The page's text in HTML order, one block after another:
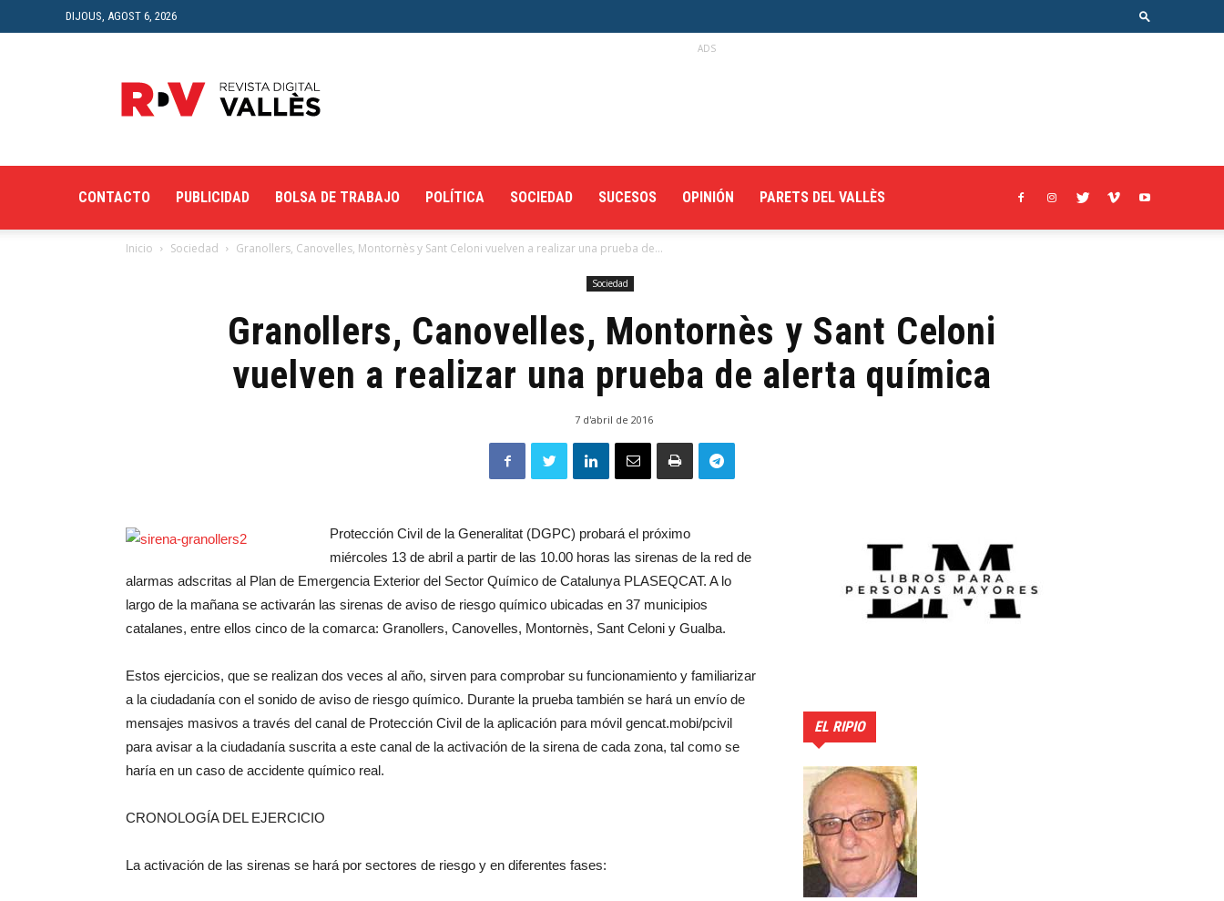
DIJOUS, AGOST 6, 2026
Digital
del
ADS
CONTACTO PUBLICIDAD BOLSA DE TRABAJO POLÍTICA SOCIEDAD SUCESOS OPINIÓN PARETS DEL VALLÈS
Inicio Sociedad Granollers, Canovelles, Montornès y Sant Celoni vuelven a realizar una prueba de...
Sociedad
Granollers, Canovelles, Montornès y Sant Celoni
vuelven a realizar una prueba de alerta química
7 d'abril de 2016
Protección Civil de la Generalitat (DGPC) probará el próximo
miércoles 13 de abril a partir de las 10.00 horas las sirenas de la red de
alarmas adscritas al Plan de Emergencia Exterior del Sector Químico de Catalunya PLASEQCAT. A lo
largo de la mañana se activarán las sirenas de aviso de riesgo químico ubicadas en 37 municipios
catalanes, entre ellos cinco de la comarca: Granollers, Canovelles, Montornès, Sant Celoni y Gualba.
Estos ejercicios, que se realizan dos veces al año, sirven para comprobar su funcionamiento y familiarizar
a la ciudadanía con el sonido de aviso de riesgo químico. Durante la prueba también se hará un envío de
mensajes masivos a través del canal de Protección Civil de la aplicación para móvil gencat.mobi/pcivil
para avisar a la ciudadanía suscrita a este canal de la activación de la sirena de cada zona, tal como se
haría en un caso de accidente químico real.
CRONOLOGÍA DEL EJERCICIO
La activación de las sirenas se hará por sectores de riesgo y en diferentes fases:
EL RIPIO